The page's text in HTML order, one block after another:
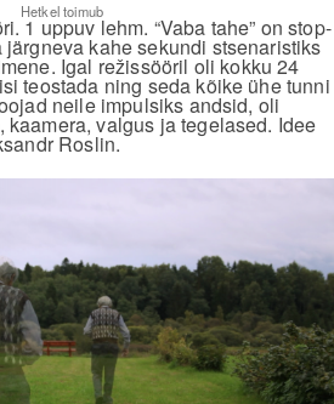
Hetkel toimub
1 uppuv lehm. “Vaba tahe” on stop-
kahe sekundi stsenaristiks
Igal režissööril oli kokku 24
teostada ning seda kõike ühe tunni
neile impulsiks andsid, oli
kaamera, valgus ja tegelased. Idee
Roslin.